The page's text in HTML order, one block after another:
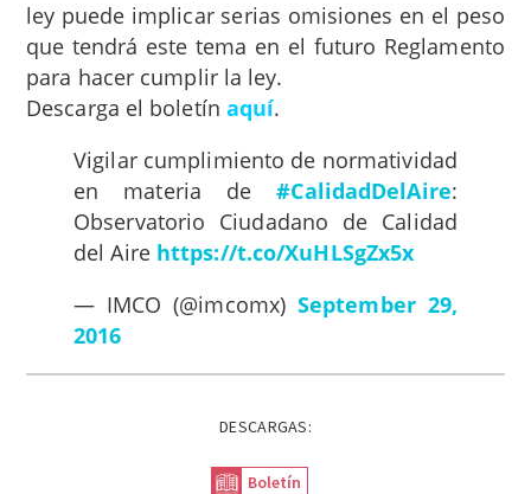
ley puede implicar serias omisiones en el peso
que tendrá este tema en el futuro Reglamento
para hacer cumplir la ley.
Descarga el boletín aquí.
Vigilar cumplimiento de normatividad
en materia de#CalidadDelAire:
Observatorio Ciudadano de Calidad
del Aire https://t.co/XuHLSgZx5x
— IMCO (@imcomx) September 29,
2016
DESCARGAS:
Boletín